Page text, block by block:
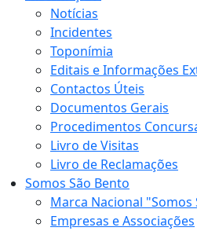
Notícias
Incidentes
Toponímia
Editais e Informações
Contactos Úteis
Documentos Gerais
Procedimentos
Livro de Visitas
Livro de Reclamações
Somos São Bento
Marca Nacional "Somos
Empresas e Associações